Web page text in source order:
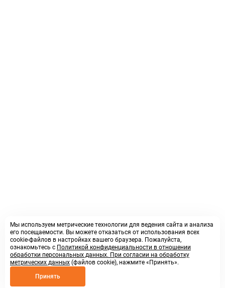
Мы используем метрические технологии для ведения сайта и анализа
его посещаемости. Вы можете отказаться от использования всех
cookie-файлов в настройках вашего браузера. Пожалуйста,
ознакомьтесь с Политикой конфиденциальности в отношении
обработки персональных данных. При согласии на обработку
метрических данных (файлов cookie), нажмите «Принять».
Принять